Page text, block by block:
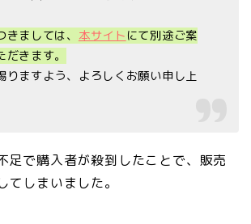
ましては、 本サイト にて別途ご案
きます。
りますよう、よろしくお願い申し上
足で購入者が殺到したことで、販売
しまいました。